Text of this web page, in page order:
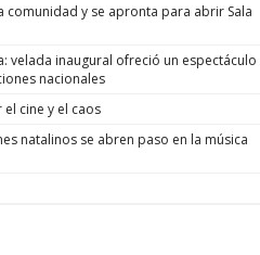
comunidad y se apronta para abrir Sala
velada inaugural ofreció un espectáculo
nacionales
cine y el caos
natalinos se abren paso en la música